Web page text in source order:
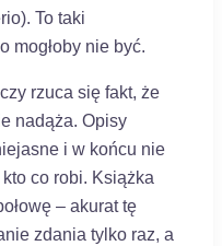
To taki
mogłoby nie być.
rzuca się fakt, że
nadąża. Opisy
i w końcu nie
co robi. Książka
– akurat tę
zdania tylko raz, a